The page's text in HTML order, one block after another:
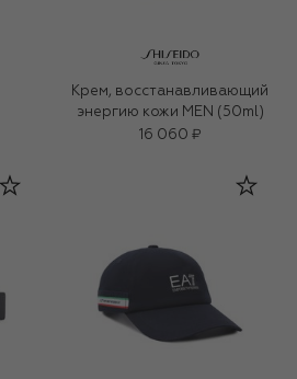
Крем, восстанавливающий
энергию кожи MEN (50ml)
16 060 ₽